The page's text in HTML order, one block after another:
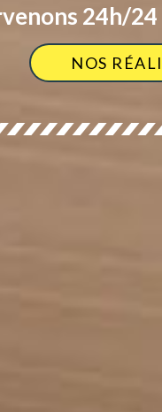
24h/
NOS